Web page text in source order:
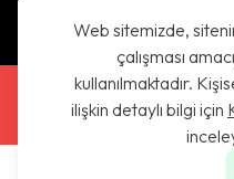
Web sitemizde,
çalışması
kullanılmaktadır.
ilişkin detaylı bilgi için
App
Google